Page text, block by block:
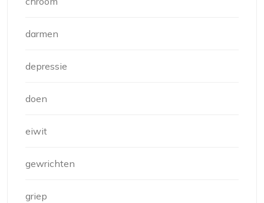
darmen
depressie
doen
eiwit
gewrichten
griep